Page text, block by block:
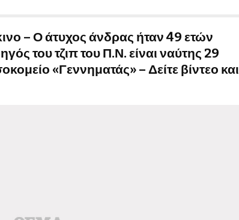
– Ο άτυχος άνδρας ήταν 49 ετών
του τζιπ του Π.Ν. είναι ναύτης 29
«Γεννηματάς» – Δείτε βίντεο και